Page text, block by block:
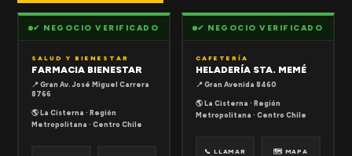
✔ NEGOCIO VERIFICADO
SALUD Y BIENESTAR
FARMACIA BIENESTAR
📍 Gran Av. José Miguel Carrera
8766
🌎 La Cisterna · Región
Metropolitana · Centro Chile
✔ NEGOCIO VERIFICADO
CAFETERÍA
HELADERÍA STA. MEMÉ
📍 Gran Avenida 8460
🌎 La Cisterna · Región
Metropolitana · Centro Chile
📞 LLAMAR 🗺 MAPA